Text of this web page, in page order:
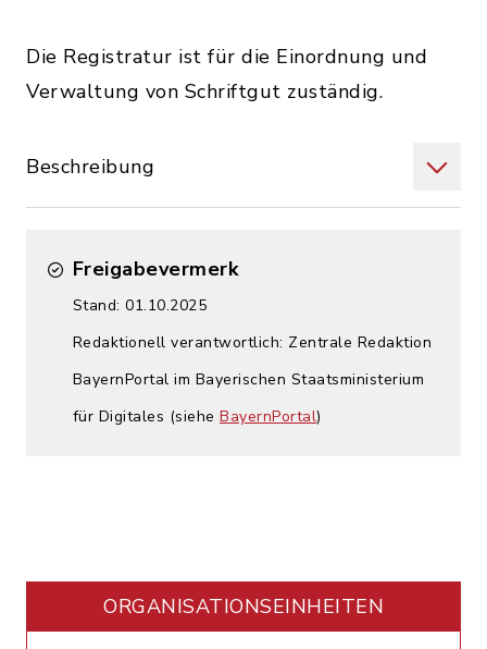
Die Registratur ist für die Einordnung und
Verwaltung von Schriftgut zuständig.
Beschreibung
Freigabevermerk
Stand: 01.10.2025
Redaktionell verantwortlich: Zentrale Redaktion
BayernPortal im Bayerischen Staatsministerium
für Digitales (siehe BayernPortal)
ORGANISATIONS­EINHEITEN